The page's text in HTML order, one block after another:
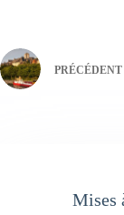
PRÉCÉDENT
Mises